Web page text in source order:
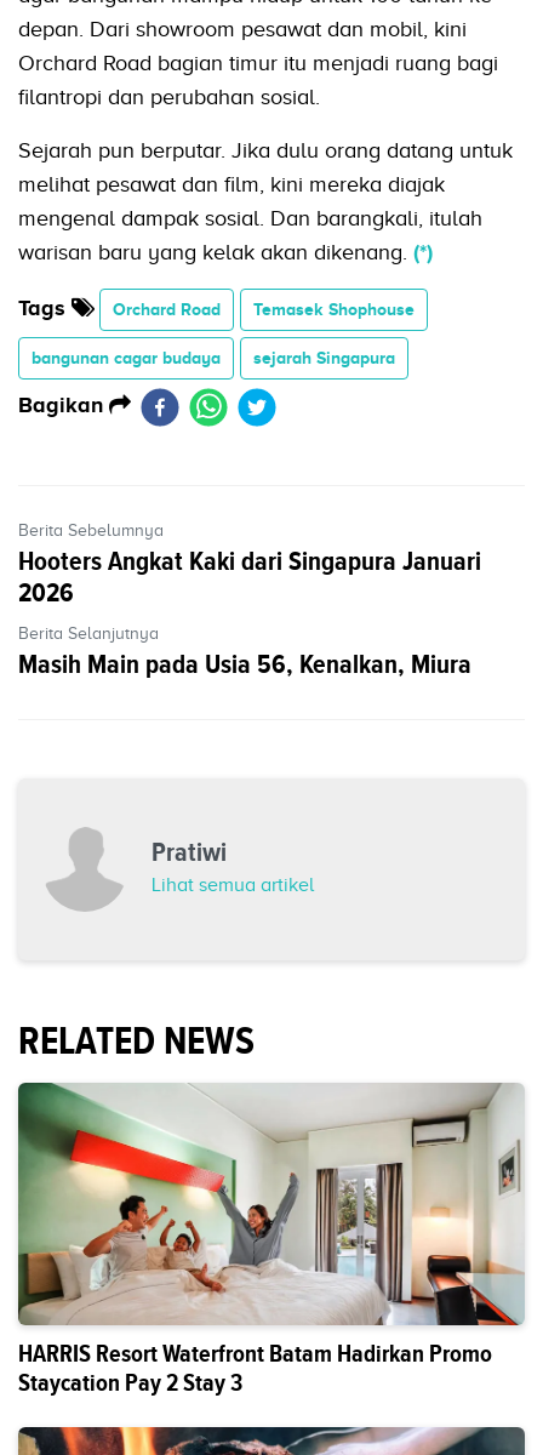
depan. Dari showroom pesawat dan mobil, kini
Orchard Road bagian timur itu menjadi ruang bagi
filantropi dan perubahan sosial.
Sejarah pun berputar. Jika dulu orang datang untuk
melihat pesawat dan film, kini mereka diajak
mengenal dampak sosial. Dan barangkali, itulah
warisan baru yang kelak akan dikenang. (*)
Tags Orchard Road Temasek Shophouse
bangunan cagar budaya sejarah Singapura
Bagikan
Berita Sebelumnya
Hooters Angkat Kaki dari Singapura Januari
2026
Berita Selanjutnya
Masih Main pada Usia 56, Kenalkan, Miura
Pratiwi
Lihat semua artikel
RELATED NEWS
HARRIS Resort Waterfront Batam Hadirkan Promo
Staycation Pay 2 Stay 3